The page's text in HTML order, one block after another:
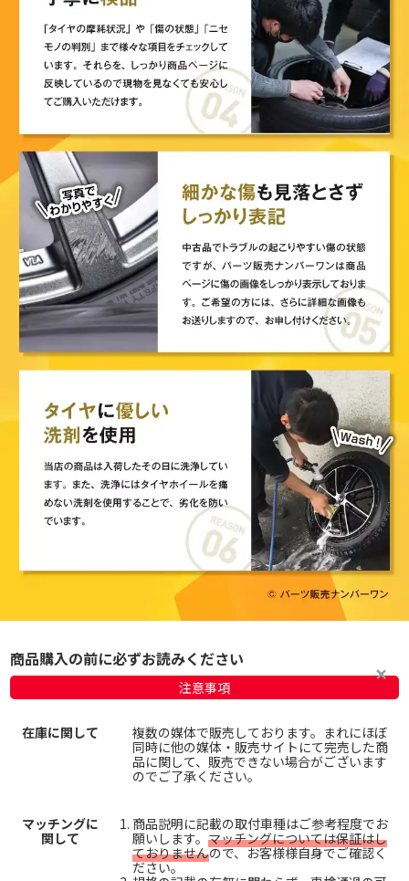
商品購入の前に必ずお読みください
注意事項
在庫に関して
複数の媒体で販売しております。まれにほぼ
同時に他の媒体・販売サイトにて完売した商
品に関して、販売できない場合がございます
のでご了承ください。
マッチングに
関して
商品説明に記載の取付車種はご参考程度でお
願いします。 マッチングについては保証はし
ておりませんので、お客様様自身でご確認く
ださい。